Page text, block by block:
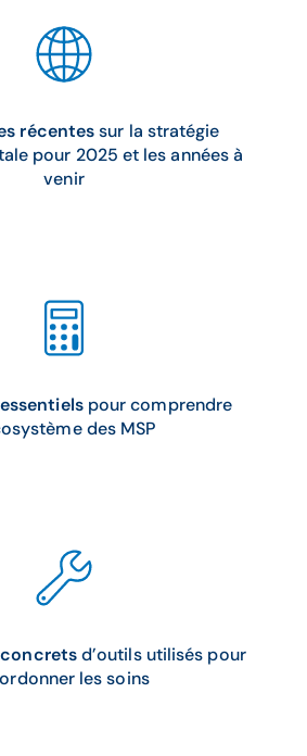
récentessur la stratégie
pour 2025 et les années à
venir
pour comprendre
des MSP
concretsd’outils utilisés pour
les soins